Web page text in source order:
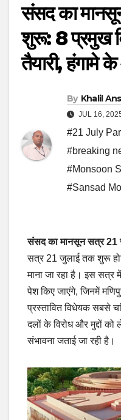
संसद का
शुरू: 8 प्रमुख
तैयारी, हंगामे
By Khalil
JUL 16,
#21 July
#breaking
#Monsoon
#Sansad
संसद का मानसून सत्र
सत्र 21 जुलाई तक शुरू
माना जा रहा है। इस सत्र
पेश किए जाएंगे, जिनमें
प्रस्तावित विधेयक सबसे
दलों के विरोध और मुद्दों
संभावना जताई जा रही है।